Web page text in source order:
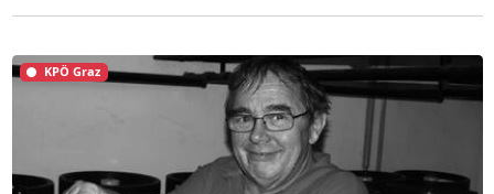
KPÖ Graz